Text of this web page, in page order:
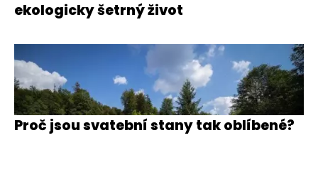
ekologicky šetrný život
Proč jsou svatební stany tak oblíbené?